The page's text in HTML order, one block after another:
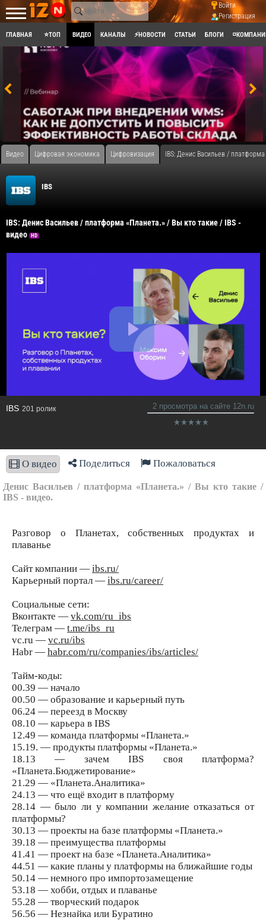
Войти
Регистрация
ГЛАВНАЯ ⭐ТОП ВИДЕО КАНАЛЫ ⚡НОВОСТИ СТАТЬИ БЛОГИ
Видео Цифровая экономика Цифровизация IBS: Денис Васильев /
IBS
IBS: Денис Васильев / платформа «Планета.» / Вы кто такие / IBS -
видео
HD
IBS 201 ролик 2 просмотра на сайте 12n.ru
О видео Поделиться Пожаловаться
Денис Васильев / платформа «Планета.» / Вы кто такие /
IBS - видео.
Разговор о Планетах, собственных продуктах и
плаванье
Сайт компании — ibs.ru/
Карьерный портал — ibs.ru/career/
Социальные сети:
Вконтакте — vk.com/ru_ibs
Телеграм — t.me/ibs_ru
vc.ru — vc.ru/ibs
Habr — habr.com/ru/companies/ibs/articles/
Тайм-коды:
00.39 — начало
00.50 — образование и карьерный путь
06.24 — переезд в Москву
08.10 — карьера в IBS
12.49 — команда платформы «Планета.»
15.19. — продукты платформы «Планета.»
18.13 — зачем IBS своя платформа?
«Планета.Бюджетирование»
21.29 — «Планета.Аналитика»
24.13 — что ещё входит в платформу
28.14 — было ли у компании желание отказаться от
платформы?
30.13 — проекты на базе платформы «Планета.»
39.18 — преимущества платформы
41.41 — проект на базе «Планета.Аналитика»
44.51 — какие планы у платформы на ближайшие годы
50.14 — немного про импортозамещение
53.18 — хобби, отдых и плаванье
55.28 — творческий подарок
56.56 — Незнайка или Буратино